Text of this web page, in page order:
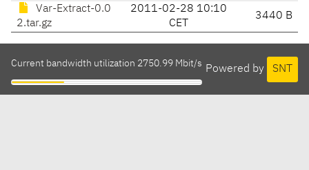
Var-Extract-0.0
2.tar.gz
2011-02-28 10:10
CET
3440 B
Powered by SNT
Current bandwidth utilization 2750.99 Mbit/s